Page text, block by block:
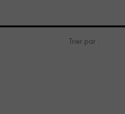
Trier par :